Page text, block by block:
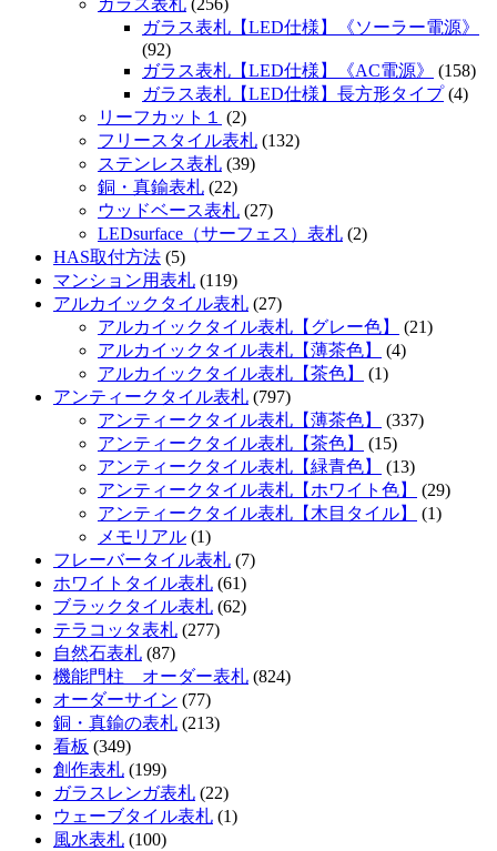
ガラス表札【LED仕様】《ソーラー電源》
(92)
ガラス表札【LED仕様】《AC電源》
(158)
ガラス表札【LED仕様】長方形タイプ(4)
リーフカット１
(2)
フリースタイル表札 (132)
ステンレス表札 (39)
銅・真鍮表札 (22)
ウッドベース表札 (27)
LEDsurface（サーフェス）表札 (2)
HAS取付方法 (5)
マンション用表札 (119)
アルカイックタイル表札 (27)
アルカイックタイル表札【グレー色】
(21)
アルカイックタイル表札【薄茶色】
(4)
アルカイックタイル表札【茶色】
(1)
アンティークタイル表札 (797)
アンティークタイル表札【薄茶色】
(337)
アンティークタイル表札【茶色】
(15)
アンティークタイル表札【緑青色】
(13)
アンティークタイル表札【ホワイト色】
(29)
アンティークタイル表札【木目タイル】
(1)
メモリアル (1)
フレーバータイル表札 (7)
ホワイトタイル表札 (61)
ブラックタイル表札 (62)
テラコッタ表札 (277)
自然石表札 (87)
機能門柱 オーダー表札 (824)
オーダーサイン (77)
銅・真鍮の表札 (213)
看板 (349)
創作表札 (199)
ガラスレンガ表札 (22)
ウェーブタイル表札 (1)
風水表札 (100)